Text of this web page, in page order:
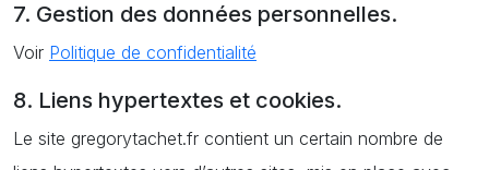
7. Gestion des données personnelles.
Voir Politique de confidentialité
8. Liens hypertextes et cookies.
Le site gregorytachet.fr contient un certain nombre de